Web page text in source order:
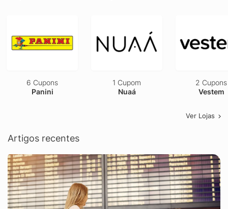
6 Cupons
Panini
1 Cupom
Nuaá
2 Cupons
Vestem
Ver Lojas
Artigos recentes